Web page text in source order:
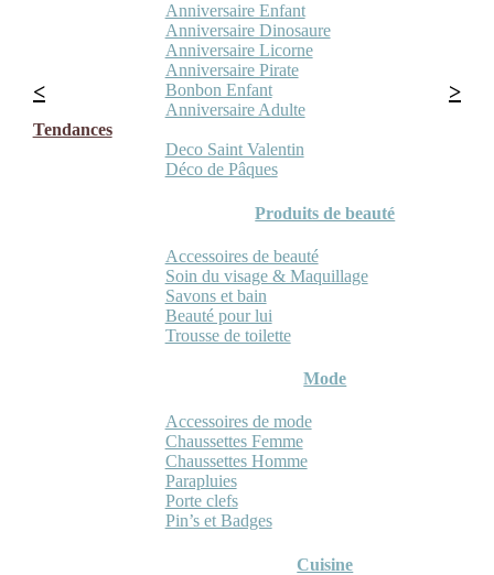
Anniversaire Enfant
Anniversaire Dinosaure
Anniversaire Licorne
Anniversaire Pirate
Bonbon Enfant
Anniversaire Adulte
Tendances
Deco Saint Valentin
Déco de Pâques
Produits de beauté
Accessoires de beauté
Soin du visage & Maquillage
Savons et bain
Beauté pour lui
Trousse de toilette
Mode
Accessoires de mode
Chaussettes Femme
Chaussettes Homme
Parapluies
Porte clefs
Pin’s et Badges
Cuisine